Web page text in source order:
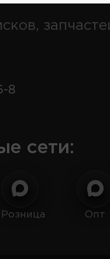
8
сети:
Розница Опт